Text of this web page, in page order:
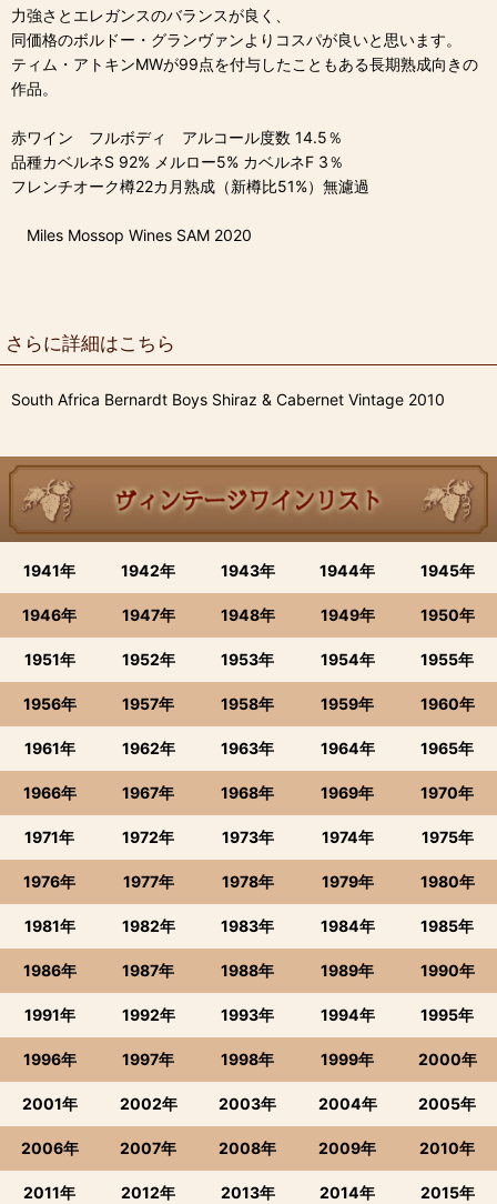
力強さとエレガンスのバランスが良く、
同価格のボルドー・グランヴァンよりコスパが良いと思います。
ティム・アトキンMWが99点を付与したこともある長期熟成向きの
作品。
赤ワイン フルボディ アルコール度数 14.5％
品種カベルネS 92% メルロー5% カベルネF 3％
フレンチオーク樽22カ月熟成（新樽比51%）無濾過
Miles Mossop Wines SAM 2020
さらに詳細はこちら
South Africa Bernardt Boys Shiraz & Cabernet Vintage 2010
1941年 1942年 1943年 1944年 1945年
1946年 1947年 1948年 1949年 1950年
1951年 1952年 1953年 1954年 1955年
1956年 1957年 1958年 1959年 1960年
1961年 1962年 1963年 1964年 1965年
1966年 1967年 1968年 1969年 1970年
1971年 1972年 1973年 1974年 1975年
1976年 1977年 1978年 1979年 1980年
1981年 1982年 1983年 1984年 1985年
1986年 1987年 1988年 1989年 1990年
1991年 1992年 1993年 1994年 1995年
1996年 1997年 1998年 1999年 2000年
2001年 2002年 2003年 2004年 2005年
2006年 2007年 2008年 2009年 2010年
2011年 2012年 2013年 2014年 2015年